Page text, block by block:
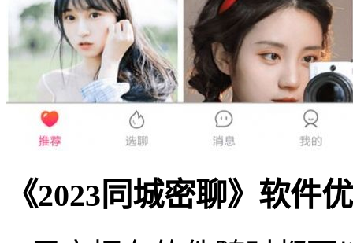
《2023同城密聊》软件